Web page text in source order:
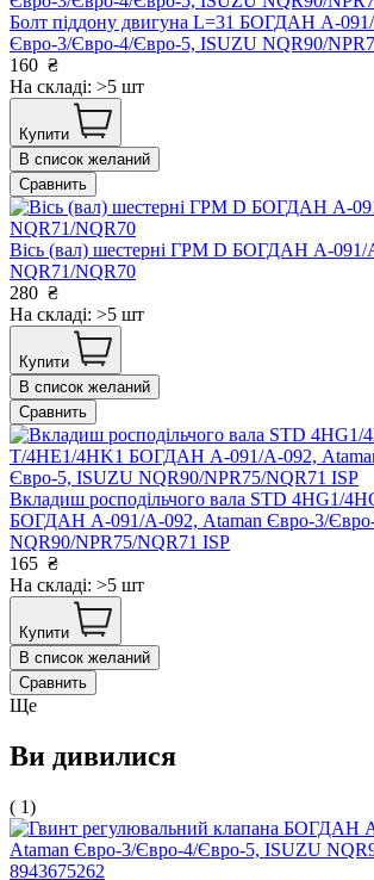
Болт піддону двигуна L=31 БОГДАН А-
Євро-3/Євро-4/Євро-5, ISUZU NQR90/
160 ₴
На складі: >5 шт
Купити
В список желаний
Сравнить
Вісь (вал) шестерні ГРМ D БОГДАН А-
NQR71/NQR70
280 ₴
На складі: >5 шт
Купити
В список желаний
Сравнить
Вкладиш росподільчого вала STD 4HG1/
БОГДАН А-091/А-092, Ataman Євро-3/
NQR90/NPR75/NQR71 ISP
165 ₴
На складі: >5 шт
Купити
В список желаний
Сравнить
Ще
Ви дивилися
( 1)